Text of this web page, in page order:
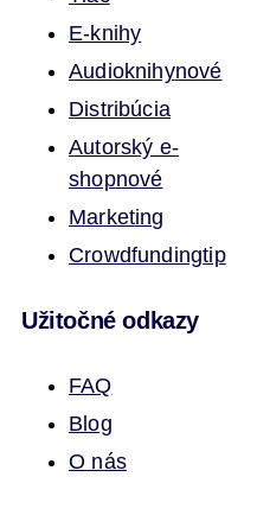
E-knihy
Audioknihynové
Distribúcia
Autorský e-
shopnové
Marketing
Crowdfundingtip
Užitočné odkazy
FAQ
Blog
O nás